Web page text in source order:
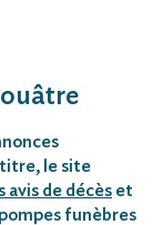
titre, le site
avis de décès et
funèbres